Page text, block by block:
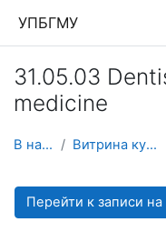
УПБГМУ
31.05.03
medicine
В начало Витрина курсов 3KL
Перейти к записи на